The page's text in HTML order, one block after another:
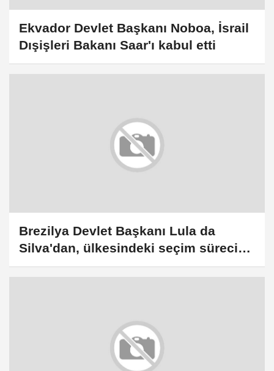
Ekvador Devlet Başkanı Noboa, İsrail
Dışişleri Bakanı Saar'ı kabul etti
Brezilya Devlet Başkanı Lula da
Silva'dan, ülkesindeki seçim sürecine
saygı gösterilmesi çağrısı